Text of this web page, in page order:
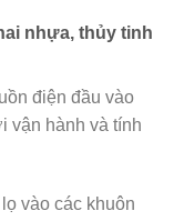
nhựa, thủy tinh
điện đầu vào
vận hành và tính
vào các khuôn